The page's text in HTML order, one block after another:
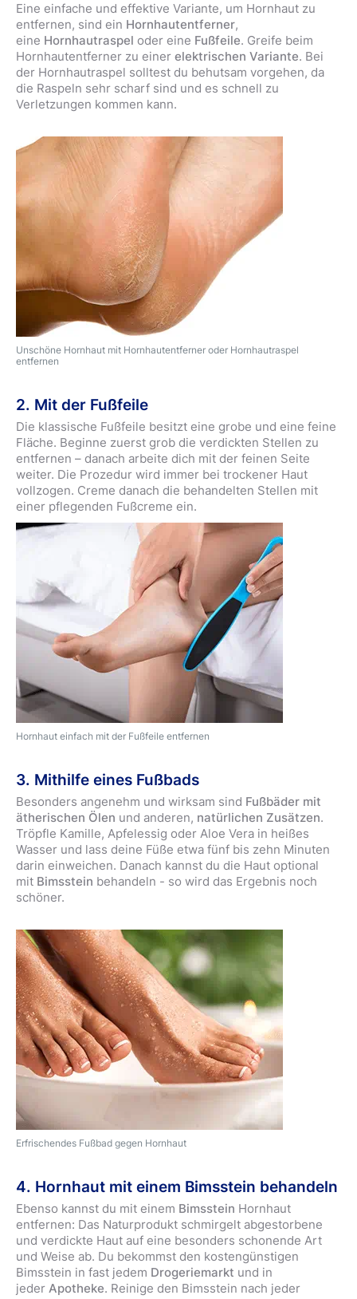
Unschöne Hornhaut mit Hornhautentferner oder Hornhautraspel
entfernen
Eine einfache und effektive Variante, um Hornhaut zu
entfernen, sind ein Hornhautentferner,
eine Hornhautraspel oder eine Fußfeile. Greife beim
Hornhautentferner zu einer elektrischen Variante. Bei
der Hornhautraspel solltest du behutsam vorgehen, da
die Raspeln sehr scharf sind und es schnell zu
Verletzungen kommen kann.
2. Mit der Fußfeile
Hornhaut einfach mit der Fußfeile entfernen
Die klassische Fußfeile besitzt eine grobe und eine feine
Fläche. Beginne zuerst grob die verdickten Stellen zu
entfernen – danach arbeite dich mit der feinen Seite
weiter. Die Prozedur wird immer bei trockener Haut
vollzogen. Creme danach die behandelten Stellen mit
einer pflegenden Fußcreme ein.
3. Mithilfe eines Fußbads
Erfrischendes Fußbad gegen Hornhaut
Besonders angenehm und wirksam sind Fußbäder mit
ätherischen Ölen und anderen, natürlichen Zusätzen.
Tröpfle Kamille, Apfelessig oder Aloe Vera in heißes
Wasser und lass deine Füße etwa fünf bis zehn Minuten
darin einweichen. Danach kannst du die Haut optional
mit Bimsstein behandeln - so wird das Ergebnis noch
schöner.
4. Hornhaut mit einem Bimsstein behandeln
Ebenso kannst du mit einem Bimsstein Hornhaut
entfernen: Das Naturprodukt schmirgelt abgestorbene
und verdickte Haut auf eine besonders schonende Art
und Weise ab. Du bekommst den kostengünstigen
Bimsstein in fast jedem Drogeriemarkt und in
jeder Apotheke. Reinige den Bimsstein nach jeder